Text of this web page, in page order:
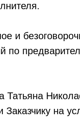
и
по
Татьяна
Заказчику на